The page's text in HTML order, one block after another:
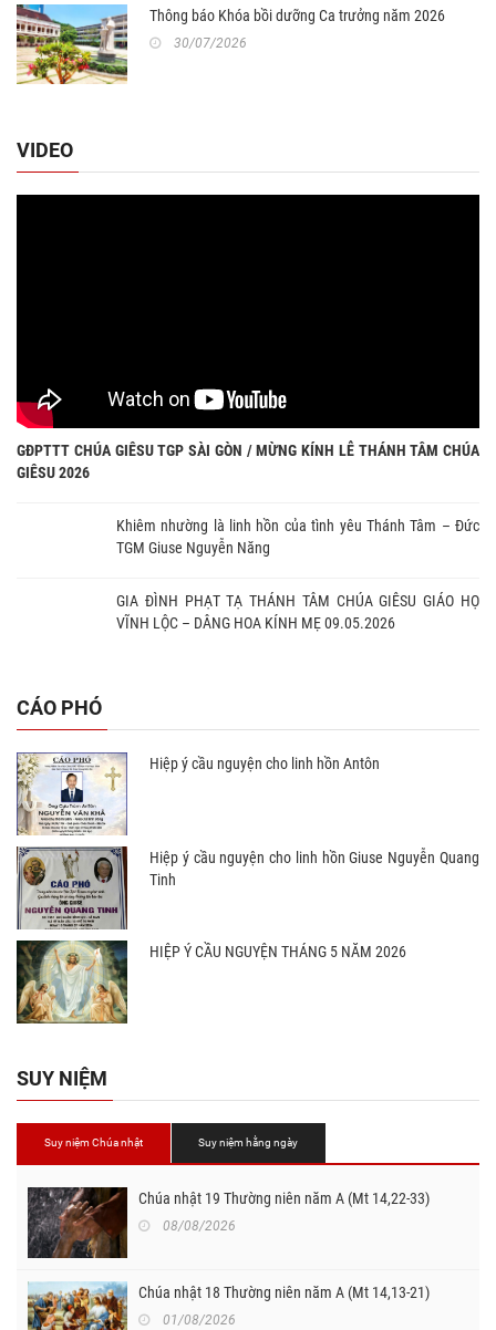
Thông báo Khóa bồi dưỡng Ca trưởng năm 2026
30/07/2026
VIDEO
GĐPTTT CHÚA GIÊSU TGP SÀI GÒN / MỪNG KÍNH LỄ THÁNH TÂM CHÚA
GIÊSU 2026
Khiêm nhường là linh hồn của tình yêu Thánh Tâm – Đức
TGM Giuse Nguyễn Năng
GIA ĐÌNH PHẠT TẠ THÁNH TÂM CHÚA GIÊSU GIÁO HỌ
VĨNH LỘC – DÂNG HOA KÍNH MẸ 09.05.2026
CÁO PHÓ
Hiệp ý cầu nguyện cho linh hồn Antôn
Hiệp ý cầu nguyện cho linh hồn Giuse Nguyễn Quang
Tinh
HIỆP Ý CẦU NGUYỆN THÁNG 5 NĂM 2026
SUY NIỆM
Suy niệm Chúa nhật Suy niệm hằng ngày
Chúa nhật 19 Thường niên năm A (Mt 14,22-33)
08/08/2026
Chúa nhật 18 Thường niên năm A (Mt 14,13-21)
01/08/2026